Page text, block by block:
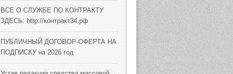
ВСЕ О СЛУЖБЕ ПО КОНТРАКТУ
ЗДЕСЬ: http://контракт34.рф
ПУБЛИЧНЫЙ ДОГОВОР-ОФЕРТА НА
ПОДПИСКУ на 2026 год